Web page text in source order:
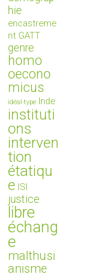
hie
encastreme
nt GATT
genre
homo
oecono
micus
idéal-type Inde
instituti
ons
interven
tion
étatiqu
e ISI
justice
libre
échang
e
malthusi
anisme